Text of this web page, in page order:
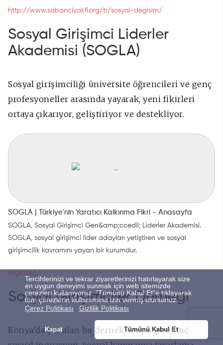
Tercihlerinizi ve tekrar ziyaretlerinizi hatırlayarak size
en uygun deneyimi sunmak için web sitemizde
çerezleri kullanıyoruz. "Tümünü Kabul Et"e tıklayarak
tüm çerezlerin kullanımına izin vermiş olursunuz.
Çerez Politikası
Gizlilik Politikası
Kapat Tümünü Kabul Et
http://www.sabancivakfi.org/tr/sosyal-degisim/
Sosyal Girişimci Liderler
Akademisi (SOGLA)
Sosyal girişimciliği üniversite öğrencileri ve genç
profesyoneller arasında yayarak, yeni fikirleri
ortaya çıkarıyor, geliştiriyor ve destekliyor.
SOGLA | Türkiye'nin Yaratıcı Kalkınma Fikri - Anasayfa
SOGLA, Sosyal Girişimci Gen&amp;ccedil; Liderler Akademisi.
SOGLA, sosyal girişimci lider adayları yetiştiren ve sosyal
girişimcilik kavramını yayan bir kurumdur.
sogla.org/
Sosyal Girişimciler Derneği
Konya'da yer alan bu dernek sosyal girişimcilik,